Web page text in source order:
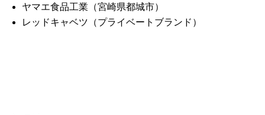
ヤマエ食品工業（宮崎県都城市）
レッドキャベツ（プライベートブランド）